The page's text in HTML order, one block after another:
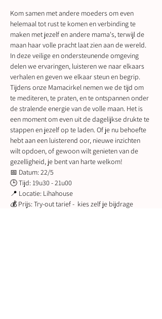
Kom samen met andere moeders om even
helemaal tot rust te komen en verbinding te
maken met jezelf en andere mama's, terwijl de
maan haar volle pracht laat zien aan de wereld.
In deze veilige en ondersteunende omgeving
delen we ervaringen, luisteren we naar elkaars
verhalen en geven we elkaar steun en begrip.
Tijdens onze Mamacirkel nemen we de tijd om
te mediteren, te praten, en te ontspannen onder
de stralende energie van de volle maan. Het is
een moment om even uit de dagelijkse drukte te
stappen en jezelf op te laden. Of je nu behoefte
hebt aan een luisterend oor, nieuwe inzichten
wilt opdoen, of gewoon wilt genieten van de
gezelligheid, je bent van harte welkom!
📅 Datum: 22/5
🕒 Tijd: 19u30 - 21u00
📍 Locatie: Lihahouse
💰 Prijs: Try-out tarief -  kies zelf je bijdrage